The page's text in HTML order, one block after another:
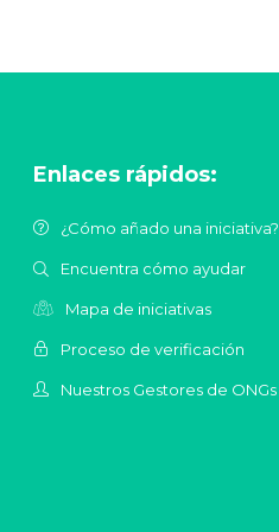
Enlaces rápidos:
¿Cómo añado una iniciativa?
Encuentra cómo ayudar
Mapa de iniciativas
Proceso de verificación
Nuestros Gestores de ONGs